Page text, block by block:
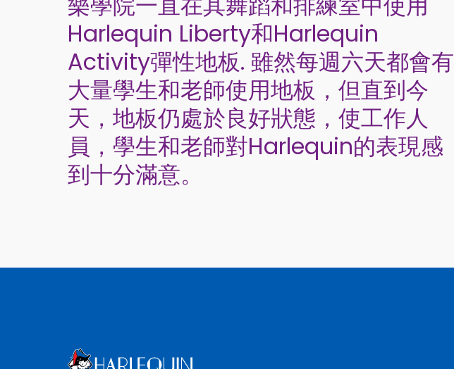
Harlequin Liberty和Harlequin
Activity彈性地板. 雖然每週六天都會有
大量學生和老師使用地板，但直到今
天，地板仍處於良好狀態，使工作人
員，學生和老師對Harlequin的表現感
到十分滿意。